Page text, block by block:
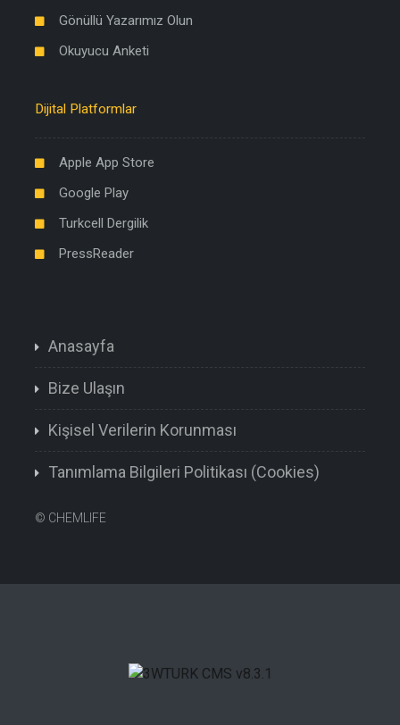
Gönüllü Yazarımız Olun
Okuyucu Anketi
Dijital Platformlar
Apple App Store
Google Play
Turkcell Dergilik
PressReader
Anasayfa
Bize Ulaşın
Kişisel Verilerin Korunması
Tanımlama Bilgileri Politikası (Cookies)
© CHEMLIFE